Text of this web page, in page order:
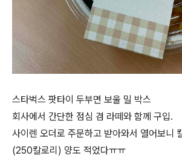
스타벅스 팟타이 두부면 보울 밀 박스
회사에서 간단한 점심 겸 라떼와 함께 구입.
사이렌 오더로 주문하고 받아와서 열어보니
(250칼로리) 양도 적었다ㅠㅠ